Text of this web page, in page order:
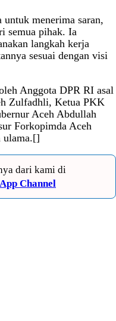
untuk menerima saran,
semua pihak. Ia
langkah kerja
sesuai dengan visi
Anggota DPR RI asal
Zulfadhli, Ketua PKK
Aceh Abdullah
Forkopimda Aceh
ulama.[]
dari kami di
Channel